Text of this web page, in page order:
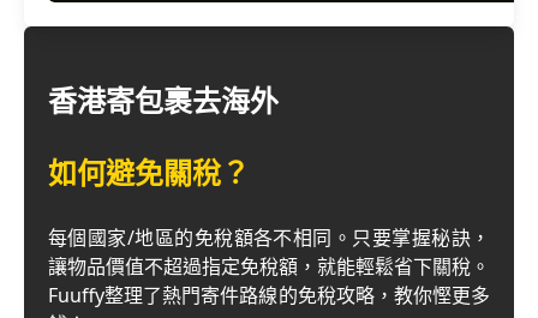
香港寄包裹去海外
如何避免關稅？
每個國家/地區的免稅額各不相同。只要掌握秘訣，
讓物品價值不超過指定免稅額，就能輕鬆省下關稅。
Fuuffy整理了熱門寄件路線的免稅攻略，教你慳更多